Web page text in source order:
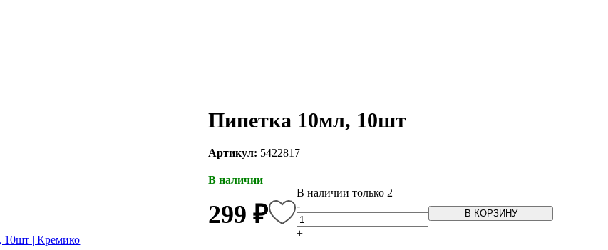
Пипетка 10мл, 10шт
Артикул: 5422817
В наличии
299 ₽
В наличии только 2
-
+
В КОРЗИНУ